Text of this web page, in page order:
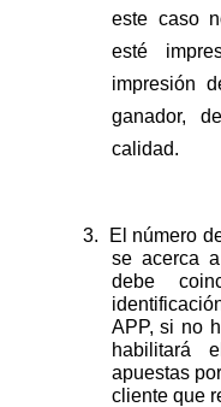
este caso
esté
impresión
ganador,
calidad.
3.
El número
se acerca
debe
APP, si no
habilitará
apuestas
cliente que